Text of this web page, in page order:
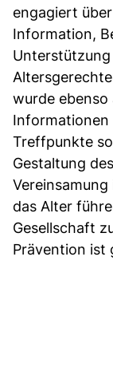
engagiert
Information,
Unterstützung
wurde
Informationen
Treffpunkte
Gestaltung
das Alter
Gesellschaft
Prävention ist